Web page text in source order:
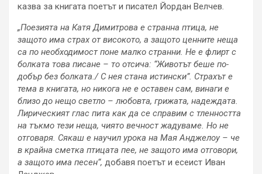
казва за книгата поетът и писател Йордан Велчев.
„Поезията на Катя Димитрова е странна птица, не
защото има страх от високото, а защото ценните неща
са по необходимост поне малко странни. Не е флирт с
болката това писане – то отсича: “Животът беше по-
добър без болката./ С нея стана истински”. Страхът е
тема в книгата, но никога не е оставен сам, винаги е
близо до нещо светло – любовта, грижата, надеждата.
Лирическият глас пита как да се справим с тленността
на тъкмо тези неща, чиято вечност жадуваме. Но не
отговаря. Сякаш е научил урока на Мая Анджелоу – че
в крайна сметка птицата пее, не защото има отговори,
а защото има песен“, добавя поетът и есеист Иван